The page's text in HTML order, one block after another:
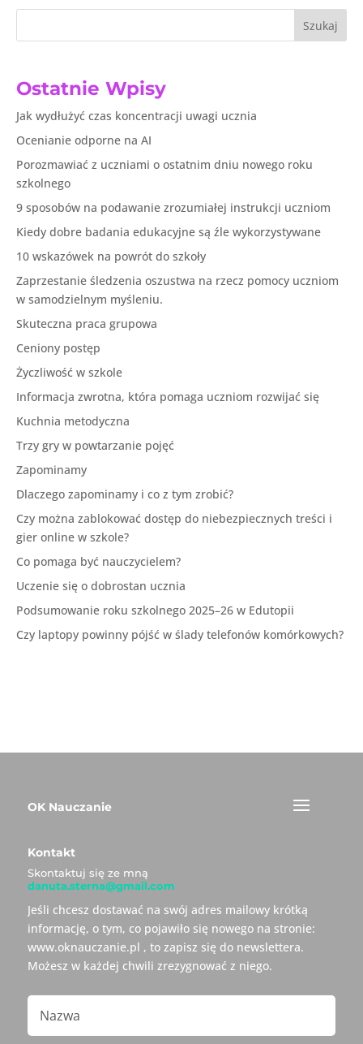
Szukaj
Ostatnie Wpisy
Jak wydłużyć czas koncentracji uwagi ucznia
Ocenianie odporne na AI
Porozmawiać z uczniami o ostatnim dniu nowego roku
szkolnego
9 sposobów na podawanie zrozumiałej instrukcji uczniom
Kiedy dobre badania edukacyjne są źle wykorzystywane
10 wskazówek na powrót do szkoły
Zaprzestanie śledzenia oszustwa na rzecz pomocy uczniom
w samodzielnym myśleniu.
Skuteczna praca grupowa
Ceniony postęp
Życzliwość w szkole
Informacja zwrotna, która pomaga uczniom rozwijać się
Kuchnia metodyczna
Trzy gry w powtarzanie pojęć
Zapominamy
Dlaczego zapominamy i co z tym zrobić?
Czy można zablokować dostęp do niebezpiecznych treści i
gier online w szkole?
Co pomaga być nauczycielem?
Uczenie się o dobrostan ucznia
Podsumowanie roku szkolnego 2025–26 w Edutopii
Czy laptopy powinny pójść w ślady telefonów komórkowych?
OK Nauczanie
Kontakt
Skontaktuj się ze mną
danuta.sterna@gmail.com
Jeśli chcesz dostawać na swój adres mailowy krótką
informację, o tym, co pojawiło się nowego na stronie:
www.oknauczanie.pl , to zapisz się do newslettera.
Możesz w każdej chwili zrezygnować z niego.